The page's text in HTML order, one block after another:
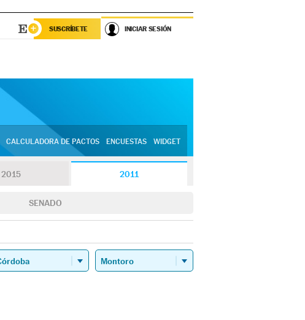
SUSCRÍBETE INICIAR SESIÓN
CALCULADORA DE PACTOS ENCUESTAS WIDGET
2015 2011
SENADO